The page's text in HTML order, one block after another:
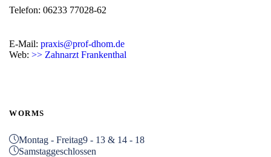
Telefon: 06233 77028-62
E-Mail: praxis@prof-dhom.de
Web: >> Zahnarzt Frankenthal
WORMS
Montag - Freitag9 - 13 & 14 - 18
Samstaggeschlossen